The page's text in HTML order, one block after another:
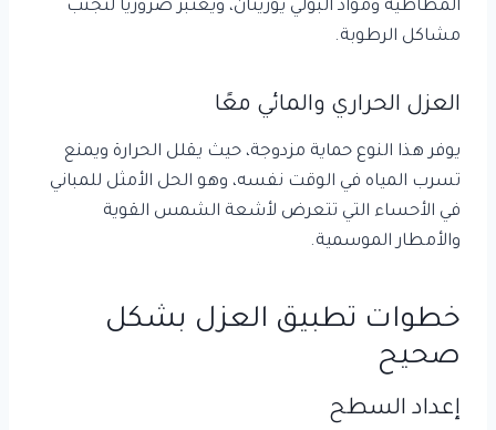
المطاطية ومواد البولي يوريثان، ويُعتبر ضروريًا لتجنب
مشاكل الرطوبة.
العزل الحراري والمائي معًا
يوفر هذا النوع حماية مزدوجة، حيث يقلل الحرارة ويمنع
تسرب المياه في الوقت نفسه، وهو الحل الأمثل للمباني
في الأحساء التي تتعرض لأشعة الشمس القوية
والأمطار الموسمية.
خطوات تطبيق العزل بشكل
صحيح
إعداد السطح